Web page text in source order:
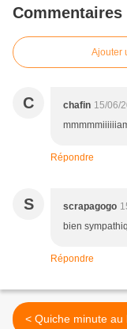
Commentaires
Ajouter
C chafin 15/06/
Répondre
S scrapagogo
bien
Répondre
< Quiche minute